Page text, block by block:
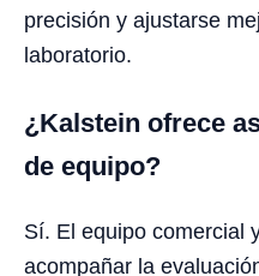
precisión y ajustarse
laboratorio.
¿Kalstein ofrece
de equipo?
Sí. El equipo comercial
acompañar la